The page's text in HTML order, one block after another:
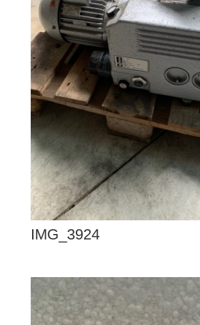
IMG_3924